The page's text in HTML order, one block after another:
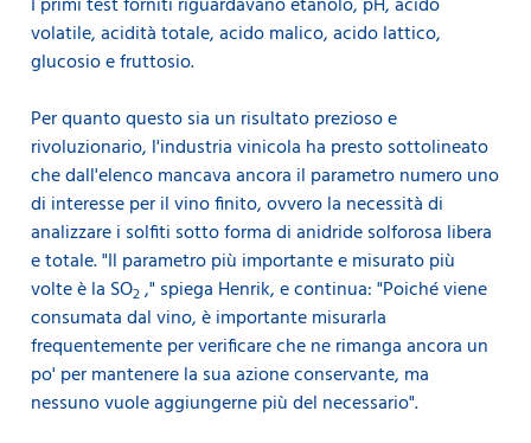
volatile, acidità totale, acido malico, acido lattico,
glucosio e fruttosio.
Per quanto questo sia un risultato prezioso e
rivoluzionario, l'industria vinicola ha presto sottolineato
che dall'elenco mancava ancora il parametro numero uno
di interesse per il vino finito, ovvero la necessità di
analizzare i solfiti sotto forma di anidride solforosa libera
e totale. "Il parametro più importante e misurato più
volte è la SO2 ," spiega Henrik, e continua: "Poiché viene
consumata dal vino, è importante misurarla
frequentemente per verificare che ne rimanga ancora un
po' per mantenere la sua azione conservante, ma
nessuno vuole aggiungerne più del necessario".